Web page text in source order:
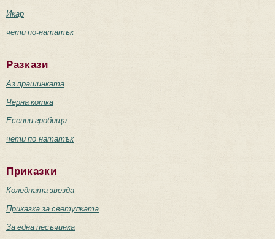
Икар
чети по-нататък
Разкази
Аз прашинката
Черна котка
Есенни гробища
чети по-нататък
Приказки
Коледната звезда
Приказка за светулката
За една песъчинка